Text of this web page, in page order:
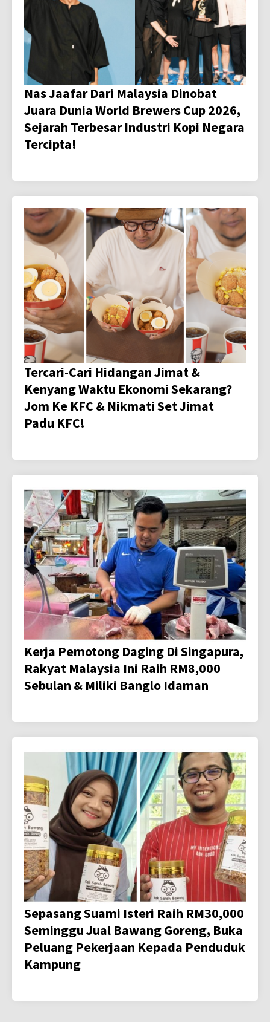
Nas Jaafar Dari Malaysia Dinobat
Juara Dunia World Brewers Cup 2026,
Sejarah Terbesar Industri Kopi Negara
Tercipta!
Tercari-Cari Hidangan Jimat &
Kenyang Waktu Ekonomi Sekarang?
Jom Ke KFC & Nikmati Set Jimat
Padu KFC!
Kerja Pemotong Daging Di Singapura,
Rakyat Malaysia Ini Raih RM8,000
Sebulan & Miliki Banglo Idaman
Sepasang Suami Isteri Raih RM30,000
Seminggu Jual Bawang Goreng, Buka
Peluang Pekerjaan Kepada Penduduk
Kampung